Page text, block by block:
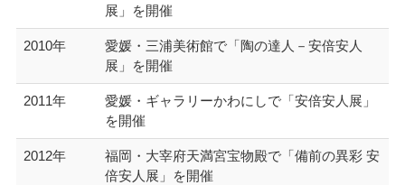
展」を開催
2010年
愛媛・三浦美術館で「陶の達人－安倍安人
展」を開催
2011年
愛媛・ギャラリーかわにしで「安倍安人展」
を開催
2012年
福岡・大宰府天満宮宝物殿で「備前の異彩 安
倍安人展」を開催